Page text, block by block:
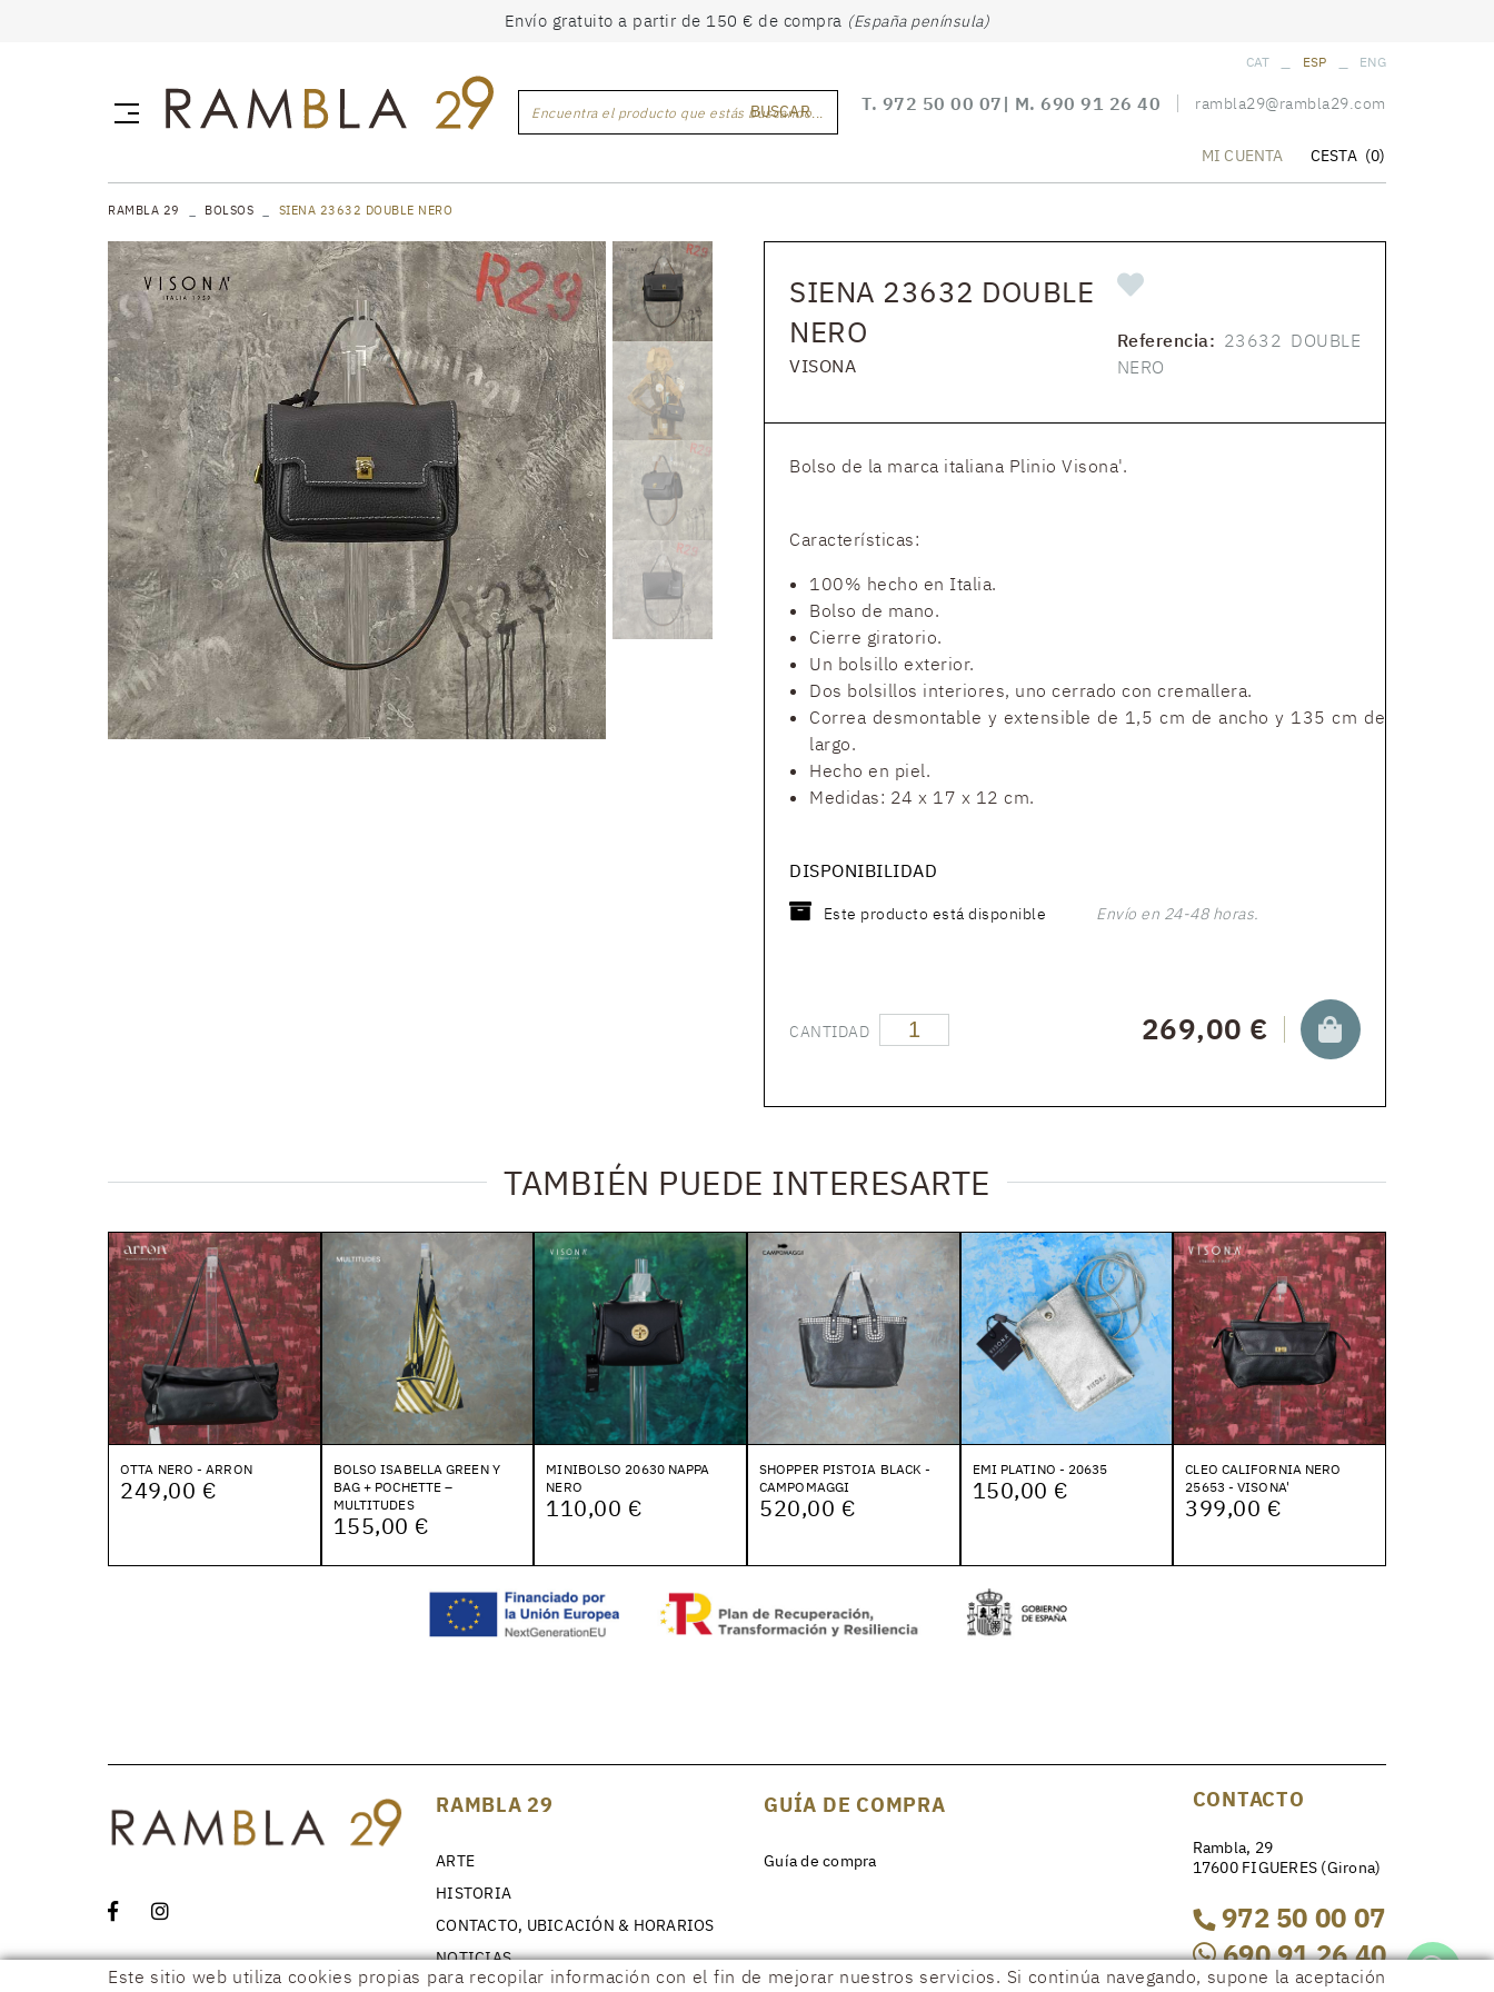
Envío gratuito a partir de 150 € de compra (España península)
Encuentra el producto que estás buscando...
BUSCAR
CAT ESP ENG
T. 972 50 00 07 | M. 690 91 26 40 rambla29@rambla29.com
MI CUENTA CESTA (0)
RAMBLA 29 BOLSOS SIENA 23632 DOUBLE NERO
SIENA 23632 DOUBLE
NERO
VISONA
Referencia: 23632 DOUBLE
NERO
Bolso de la marca italiana Plinio Visona'.
Características:
100% hecho en Italia.
Bolso de mano.
Cierre giratorio.
Un bolsillo exterior.
Dos bolsillos interiores, uno cerrado con cremallera.
Correa desmontable y extensible de 1,5 cm de ancho y 135 cm de
largo.
Hecho en piel.
Medidas: 24 x 17 x 12 cm.
DISPONIBILIDAD
Este producto está disponible Envío en 24-48 horas.
CANTIDAD 269,00 €
TAMBIÉN PUEDE INTERESARTE
OTTA NERO - ARRON
249,00 €
BOLSO ISABELLA GREEN Y
BAG + POCHETTE –
MULTITUDES
155,00 €
MINIBOLSO 20630 NAPPA
NERO
110,00 €
SHOPPER PISTOIA BLACK -
CAMPOMAGGI
520,00 €
EMI PLATINO - 20635
150,00 €
CLEO CALIFORNIA NERO
25653 - VISONA'
399,00 €
RAMBLA 29
ARTE
HISTORIA
CONTACTO, UBICACIÓN & HORARIOS
NOTICIAS
GUÍA DE COMPRA
Guía de compra
CONTACTO
Rambla, 29
17600 FIGUERES (Girona)
972 50 00 07
690 91 26 40
Este sitio web utiliza cookies propias para recopilar información con el fin de mejorar nuestros servicios. Si continúa navegando, supone la aceptación